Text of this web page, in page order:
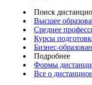
Поиск
Высшее
Среднее
Курсы
Бизнес-
Подробнее
Формы
Все о